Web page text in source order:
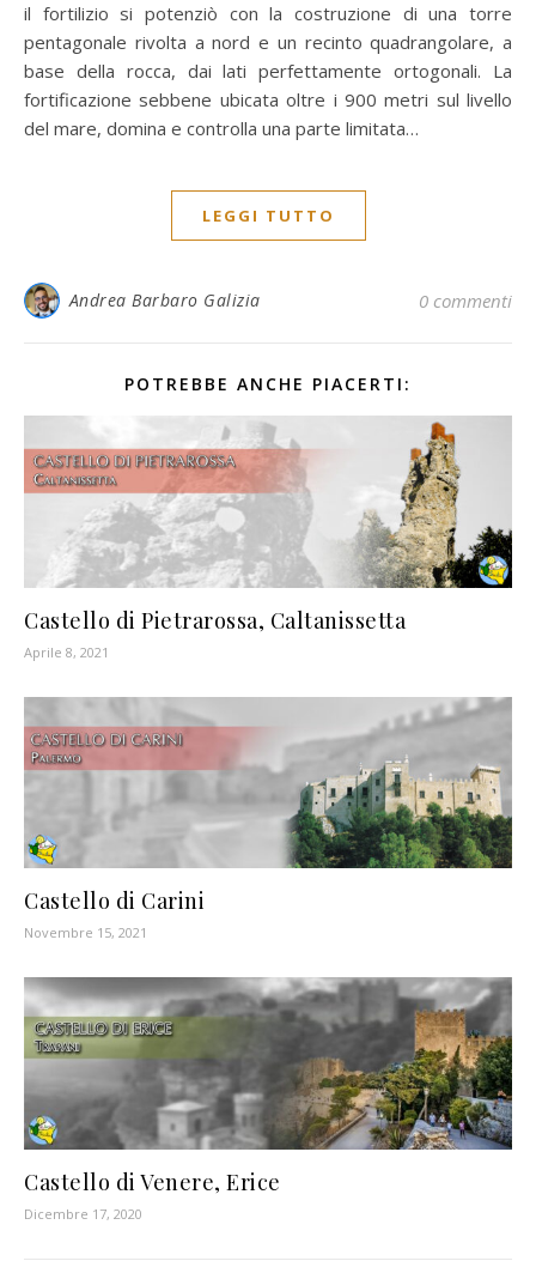
il fortilizio si potenziò con la costruzione di una torre
pentagonale rivolta a nord e un recinto quadrangolare, a
base della rocca, dai lati perfettamente ortogonali. La
fortificazione sebbene ubicata oltre i 900 metri sul livello
del mare, domina e controlla una parte limitata…
LEGGI TUTTO
Andrea Barbaro Galizia 0 commenti
POTREBBE ANCHE PIACERTI:
Castello di Pietrarossa, Caltanissetta
Aprile 8, 2021
Castello di Carini
Novembre 15, 2021
Castello di Venere, Erice
Dicembre 17, 2020